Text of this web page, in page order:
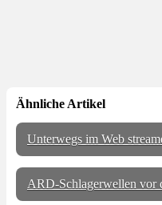
Ähnliche Artikel
Unterwegs im Web
ARD-Schlagerwellen vor